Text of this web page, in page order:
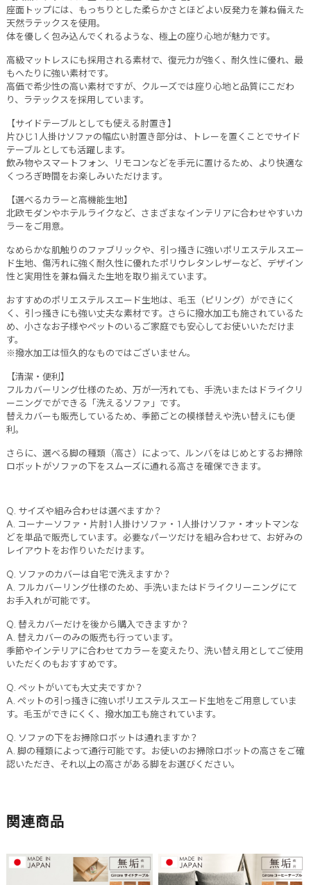
座面トップには、もっちりとした柔らかさとほどよい反発力を兼ね備えた
天然ラテックスを使用。
体を優しく包み込んでくれるような、極上の座り心地が魅力です。
高級マットレスにも採用される素材で、復元力が強く、耐久性に優れ、最
もへたりに強い素材です。
高価で希少性の高い素材ですが、クルーズでは座り心地と品質にこだわ
り、ラテックスを採用しています。
【サイドテーブルとしても使える肘置き】
片ひじ1人掛けソファの幅広い肘置き部分は、トレーを置くことでサイド
テーブルとしても活躍します。
飲み物やスマートフォン、リモコンなどを手元に置けるため、より快適な
くつろぎ時間をお楽しみいただけます。
【選べるカラーと高機能生地】
北欧モダンやホテルライクなど、さまざまなインテリアに合わせやすいカ
ラーをご用意。
なめらかな肌触りのファブリックや、引っ掻きに強いポリエステルスエー
ド生地、傷汚れに強く耐久性に優れたポリウレタンレザーなど、デザイン
性と実用性を兼ね備えた生地を取り揃えています。
おすすめのポリエステルスエード生地は、毛玉（ピリング）ができにく
く、引っ掻きにも強い丈夫な素材です。さらに撥水加工も施されているた
め、小さなお子様やペットのいるご家庭でも安心してお使いいただけま
す。
※撥水加工は恒久的なものではございません。
【清潔・便利】
フルカバーリング仕様のため、万が一汚れても、手洗いまたはドライクリ
ーニングでができる「洗えるソファ」です。
替えカバーも販売しているため、季節ごとの模様替えや洗い替えにも便
利。
さらに、選べる脚の種類（高さ）によって、ルンバをはじめとするお掃除
ロボットがソファの下をスムーズに通れる高さを確保できます。
Q. サイズや組み合わせは選べますか？
A. コーナーソファ・片肘1人掛けソファ・1人掛けソファ・オットマンな
どを単品で販売しています。必要なパーツだけを組み合わせて、お好みの
レイアウトをお作りいただけます。
Q. ソファのカバーは自宅で洗えますか？
A. フルカバーリング仕様のため、手洗いまたはドライクリーニングにて
お手入れが可能です。
Q. 替えカバーだけを後から購入できますか？
A. 替えカバーのみの販売も行っています。
季節やインテリアに合わせてカラーを変えたり、洗い替え用としてご使用
いただくのもおすすめです。
Q. ペットがいても大丈夫ですか？
A. ペットの引っ掻きに強いポリエステルスエード生地をご用意していま
す。毛玉ができにくく、撥水加工も施されています。
Q. ソファの下をお掃除ロボットは通れますか？
A. 脚の種類によって通行可能です。お使いのお掃除ロボットの高さをご確
認いただき、それ以上の高さがある脚をお選びください。
関連商品